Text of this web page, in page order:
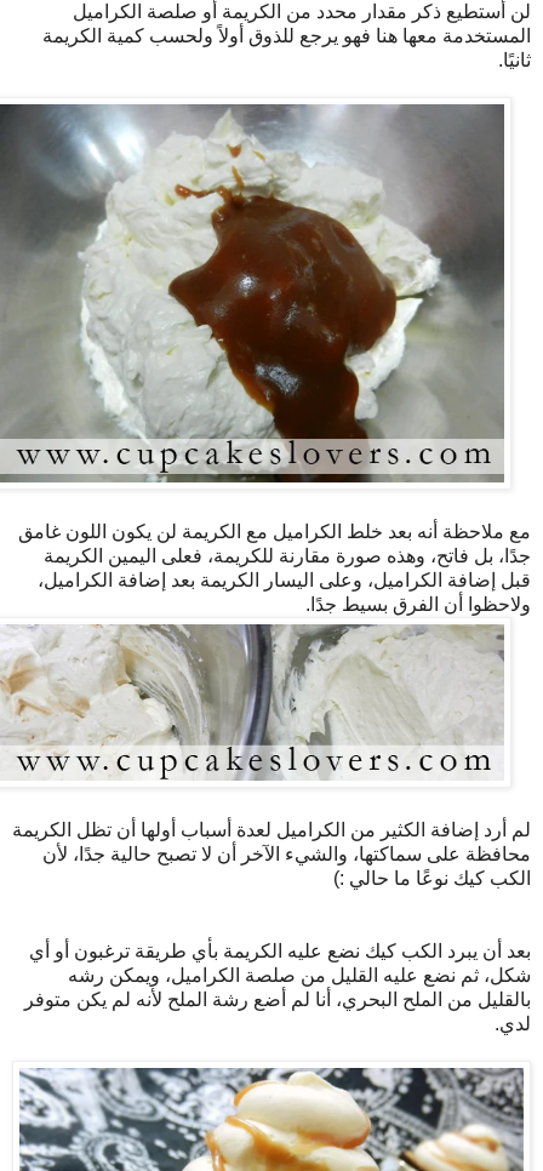
لن أستطيع ذكر مقدار محدد من الكريمة أو صلصة الكراميل
المستخدمة معها هنا فهو يرجع للذوق أولاً ولحسب كمية الكريمة
ثانيًا.
مع ملاحظة أنه بعد خلط الكراميل مع الكريمة لن يكون اللون غامق
جدًا، بل فاتح، وهذه صورة مقارنة للكريمة، فعلى اليمين الكريمة
قبل إضافة الكراميل، وعلى اليسار الكريمة بعد إضافة الكراميل،
ولاحظوا أن الفرق بسيط جدًا.
لم أرد إضافة الكثير من الكراميل لعدة أسباب أولها أن تظل الكريمة
محافظة على سماكتها، والشيء الآخر أن لا تصبح حالية جدًا، لأن
الكب كيك نوعًا ما حالي :)
بعد أن يبرد الكب كيك نضع عليه الكريمة بأي طريقة ترغبون أو أي
شكل، ثم نضع عليه القليل من صلصة الكراميل، ويمكن رشه
بالقليل من الملح البحري، أنا لم أضع رشة الملح لأنه لم يكن متوفر
لدي.